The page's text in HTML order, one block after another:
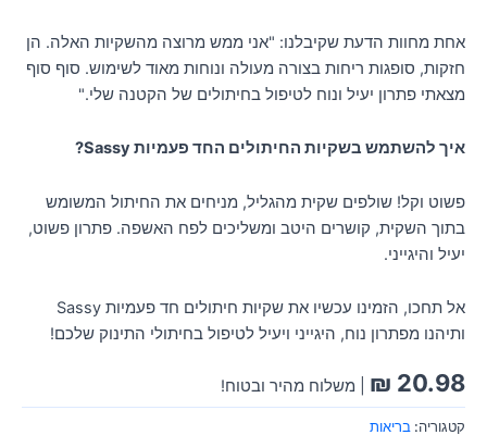
אחת מחוות הדעת שקיבלנו: "אני ממש מרוצה מהשקיות האלה. הן
חזקות, סופגות ריחות בצורה מעולה ונוחות מאוד לשימוש. סוף סוף
מצאתי פתרון יעיל ונוח לטיפול בחיתולים של הקטנה שלי."
איך להשתמש בשקיות החיתולים החד פעמיות Sassy?
פשוט וקל! שולפים שקית מהגליל, מניחים את החיתול המשומש
בתוך השקית, קושרים היטב ומשליכים לפח האשפה. פתרון פשוט,
יעיל והיגייני.
אל תחכו, הזמינו עכשיו את שקיות חיתולים חד פעמיות Sassy
ותיהנו מפתרון נוח, היגייני ויעיל לטיפול בחיתולי התינוק שלכם!
₪ 20.98 | משלוח מהיר ובטוח!
קטגוריה: בריאות